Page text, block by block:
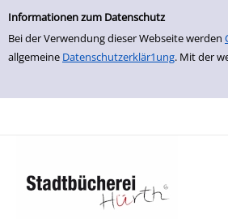
Einfache Suche
Informationen zum Datenschutz
Bei der Verwendung dieser Webseite werden
allgemeine Datenschutzerklär1ung. Mit der
zur Navigation springen
zum Inhalt springen
Zur Detailanzeige springen